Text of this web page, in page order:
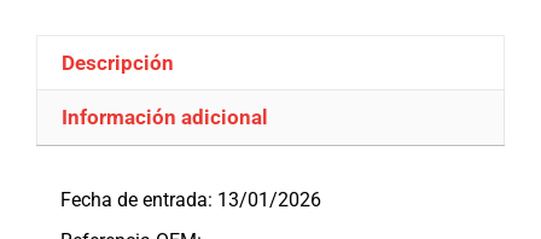
Descripción
Información adicional
Fecha de entrada: 13/01/2026